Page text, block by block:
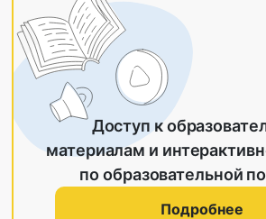
Доступ к
материалам и
по образовательной
Подробнее